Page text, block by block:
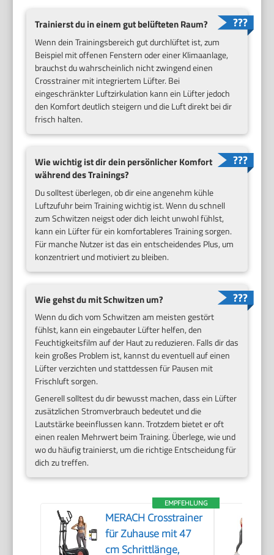
Trainierst du in einem gut belüfteten Raum?
Wenn dein Trainingsbereich gut durchlüftet ist, zum
Beispiel mit offenen Fenstern oder einer Klimaanlage,
brauchst du wahrscheinlich nicht zwingend einen
Crosstrainer mit integriertem Lüfter. Bei
eingeschränkter Luftzirkulation kann ein Lüfter jedoch
den Komfort deutlich steigern und die Luft direkt bei dir
frisch halten.
Wie wichtig ist dir dein persönlicher Komfort
während des Trainings?
Du solltest überlegen, ob dir eine angenehm kühle
Luftzufuhr beim Training wichtig ist. Wenn du schnell
zum Schwitzen neigst oder dich leicht unwohl fühlst,
kann ein Lüfter für ein komfortableres Training sorgen.
Für manche Nutzer ist das ein entscheidendes Plus, um
konzentriert und motiviert zu bleiben.
Wie gehst du mit Schwitzen um?
Wenn du dich vom Schwitzen am meisten gestört
fühlst, kann ein eingebauter Lüfter helfen, den
Feuchtigkeitsfilm auf der Haut zu reduzieren. Falls dir das
kein großes Problem ist, kannst du eventuell auf einen
Lüfter verzichten und stattdessen für Pausen mit
Frischluft sorgen.
Generell solltest du dir bewusst machen, dass ein Lüfter
zusätzlichen Stromverbrauch bedeutet und die
Lautstärke beeinflussen kann. Trotzdem bietet er oft
einen realen Mehrwert beim Training. Überlege, wie und
wo du häufig trainierst, um die richtige Entscheidung für
dich zu treffen.
EMPFEHLUNG
MERACH Crosstrainer
für Zuhause mit 47
cm Schrittlänge,